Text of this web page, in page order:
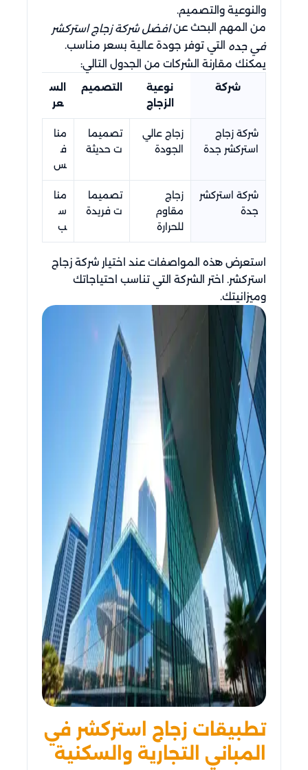
والنوعية والتصميم.
من المهم البحث عنافضل شركة زجاج استركشر
في جده التي توفر جودة عالية بسعر مناسب.
يمكنك مقارنة الشركات من الجدول التالي:
شركة
نوعية
الزجاج
التصميم
الس
عر
شركة زجاج
استركشر جدة
زجاج عالي
الجودة
تصميما
ت حديثة
منا
ف
س
شركة استركشر
جدة
زجاج
مقاوم
للحرارة
تصميما
ت فريدة
منا
س
ب
استعرض هذه المواصفات عند اختيار شركة زجاج
استركشر. اختر الشركة التي تناسب احتياجاتك
وميزانيتك.
تطبيقات زجاج استركشر في
المباني التجارية والسكنية